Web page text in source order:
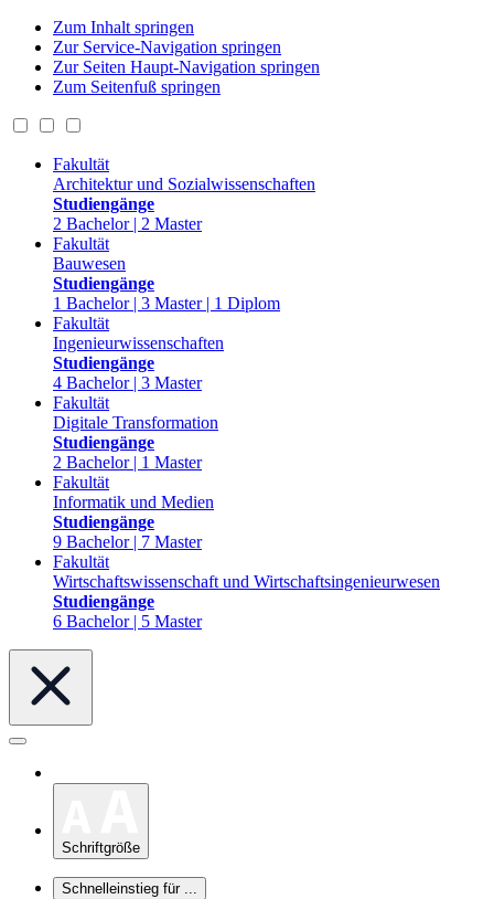
Zum Inhalt springen
Zur Service-Navigation springen
Zur Seiten Haupt-Navigation springen
Zum Seitenfuß springen
Fakultät
Architektur und Sozialwissenschaften
Studiengänge
2 Bachelor | 2 Master
Fakultät
Bauwesen
Studiengänge
1 Bachelor | 3 Master | 1 Diplom
Fakultät
Ingenieurwissenschaften
Studiengänge
4 Bachelor | 3 Master
Fakultät
Digitale Transformation
Studiengänge
2 Bachelor | 1 Master
Fakultät
Informatik und Medien
Studiengänge
9 Bachelor | 7 Master
Fakultät
Wirtschaftswissenschaft und Wirtschaftsingenieurwesen
Studiengänge
6 Bachelor | 5 Master
Schriftgröße
Schnelleinstieg für ...